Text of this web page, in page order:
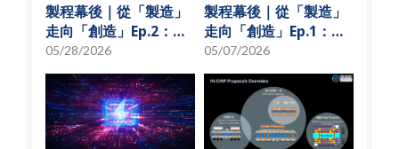
製程幕後｜從「製造」
走向「創造」Ep.2：
「從無到有」的技術革
新
05/28/2026
製程幕後｜從「製造」
走向「創造」Ep.1：揭
秘 USI技術先行軍
05/07/2026